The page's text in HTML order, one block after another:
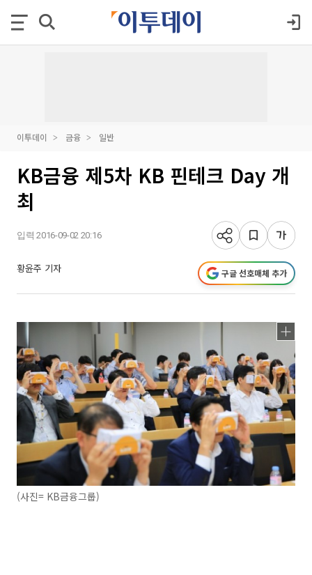
이투데이 금융 일반
KB금융 제5차 KB 핀테크 Day 개
최
입력 2016-09-02 20:16
황윤주 기자 구글 선호매체 추가
(사진= KB금융그룹)